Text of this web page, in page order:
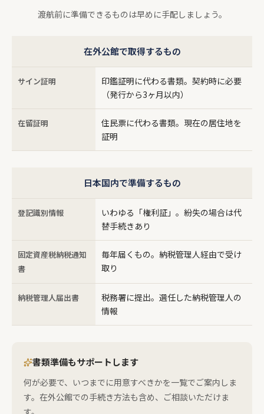
渡航前に準備できるものは早めに手配しましょう。
在外公館で取得するもの
サイン証明
印鑑証明に代わる書類。契約時に必要
（発行から3ヶ月以内）
在留証明
住民票に代わる書類。現在の居住地を
証明
日本国内で準備するもの
登記識別情報
いわゆる「権利証」。紛失の場合は代
替手続きあり
固定資産税納税通知
書
毎年届くもの。納税管理人経由で受け
取り
納税管理人届出書
税務署に提出。選任した納税管理人の
情報
書類準備もサポートします
何が必要で、いつまでに用意すべきかを一覧でご案内しま
す。在外公館での手続き方法も含め、ご相談いただけま
す。